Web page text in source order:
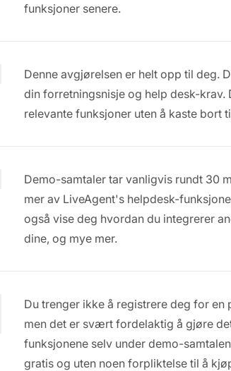
funksjoner senere.
Denne avgjørelsen er helt opp til deg.
din forretningsnisje og help desk-
relevante funksjoner uten å kaste bort
Demo-samtaler tar vanligvis rundt 30
mer av LiveAgent's helpdesk-
også vise deg hvordan du integrerer
dine, og mye mer.
Du trenger ikke å registrere deg for
men det er svært fordelaktig å gjøre
funksjonene selv under demo-
gratis og uten noen forpliktelse til å